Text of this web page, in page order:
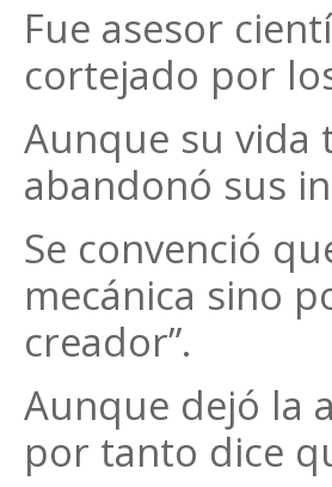
Fue asesor
cortejado por
Aunque su vida
abandonó sus
Se convenció
mecánica sino
creador”.
Aunque dejó la
por tanto dice